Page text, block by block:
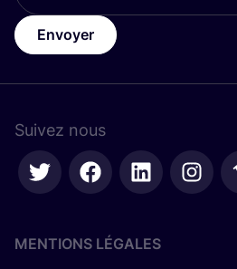
Envoyer
Suivez nous
MENTIONS LÉGALES